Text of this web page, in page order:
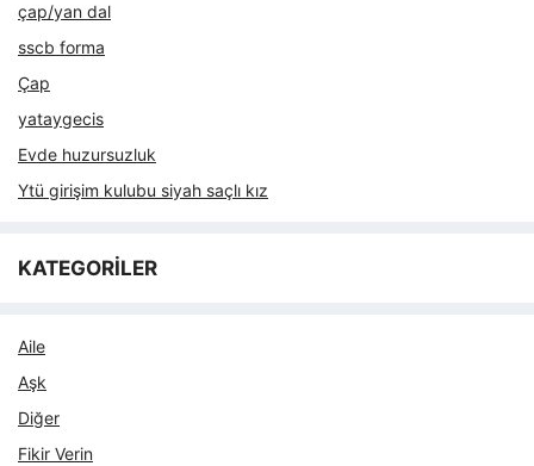
çap/yan dal
sscb forma
Çap
yataygecis
Evde huzursuzluk
Ytü girişim kulubu siyah saçlı kız
KATEGORİLER
Aile
Aşk
Diğer
Fikir Verin